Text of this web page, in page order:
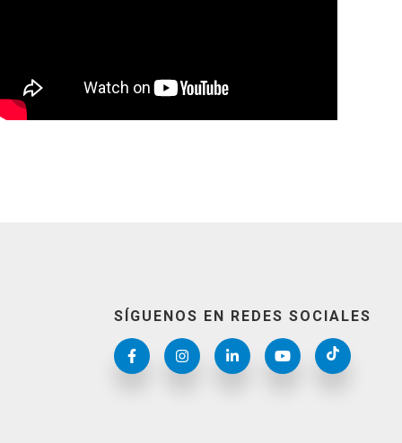
SÍGUENOS EN REDES SOCIALES